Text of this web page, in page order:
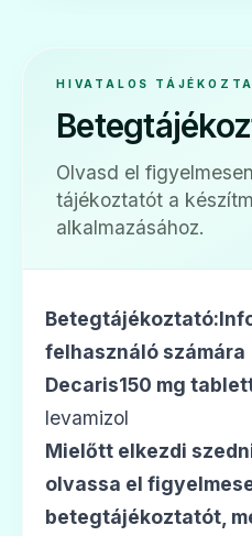
HIVATALOS
Olvasd el
tájékoztatót a
alkalmazásához.
felhasználó számára
Decaris150 mg
levamizol
Mielőtt elkezdi
olvassa el
betegtájékoztatót,